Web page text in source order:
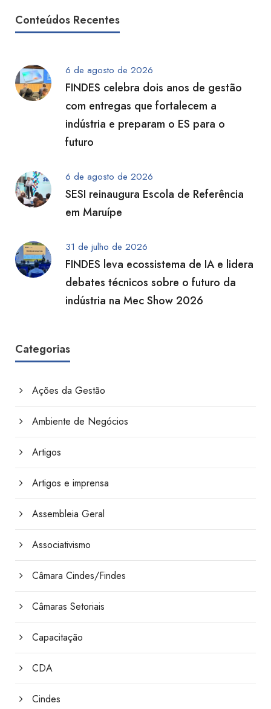
Conteúdos Recentes
6 de agosto de 2026
FINDES celebra dois anos de gestão
com entregas que fortalecem a
indústria e preparam o ES para o
futuro
6 de agosto de 2026
SESI reinaugura Escola de Referência
em Maruípe
31 de julho de 2026
FINDES leva ecossistema de IA e lidera
debates técnicos sobre o futuro da
indústria na Mec Show 2026
Categorias
Ações da Gestão
Ambiente de Negócios
Artigos
Artigos e imprensa
Assembleia Geral
Associativismo
Câmara Cindes/Findes
Câmaras Setoriais
Capacitação
CDA
Cindes